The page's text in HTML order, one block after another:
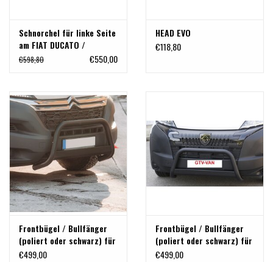
Schnorchel für linke Seite
am FIAT DUCATO /
CITROËN JUMPER /
€598,80 €550,00
HEAD EVO
€118,80
Frontbügel / Bullfänger
(poliert oder schwarz) für
FIAT DUCATO (2014+)
€499,00
Frontbügel / Bullfänger
(poliert oder schwarz) für
FIAT DUCATO 2024
€499,00